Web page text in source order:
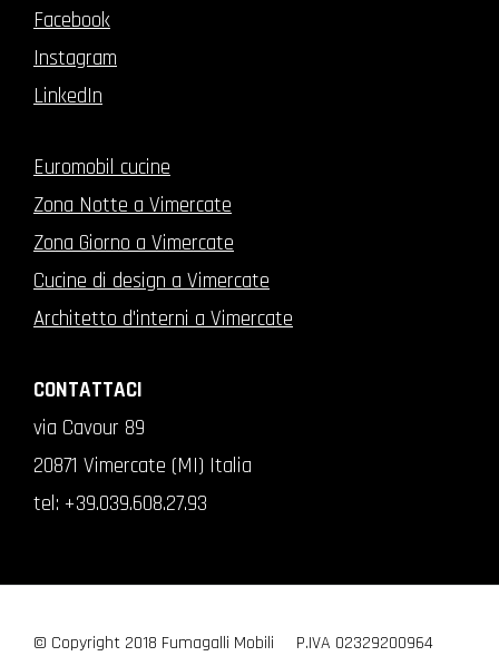
Facebook
Instagram
LinkedIn
Euromobil cucine
Zona Notte a Vimercate
Zona Giorno a Vimercate
Cucine di design a Vimercate
Architetto d'interni a Vimercate
CONTATTACI
via Cavour 89
20871 Vimercate (MI) Italia
tel: +39.039.608.27.93
© Copyright 2018 Fumagalli Mobili P.IVA 02329200964